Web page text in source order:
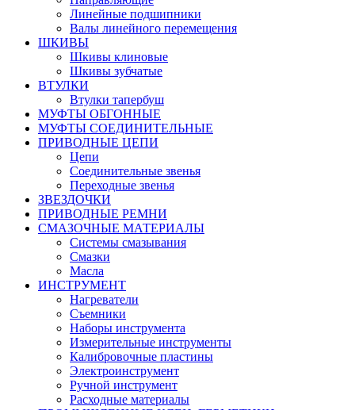
Линейные подшипники
Валы линейного перемещения
ШКИВЫ
Шкивы клиновые
Шкивы зубчатые
ВТУЛКИ
Втулки тапербуш
МУФТЫ ОБГОННЫЕ
МУФТЫ СОЕДИНИТЕЛЬНЫЕ
ПРИВОДНЫЕ ЦЕПИ
Цепи
Соединительные звенья
Переходные звенья
ЗВЕЗДОЧКИ
ПРИВОДНЫЕ РЕМНИ
СМАЗОЧНЫЕ МАТЕРИАЛЫ
Системы смазывания
Смазки
Масла
ИНСТРУМЕНТ
Нагреватели
Съемники
Наборы инструмента
Измерительные инструменты
Калибровочные пластины
Электроинструмент
Ручной инструмент
Расходные материалы